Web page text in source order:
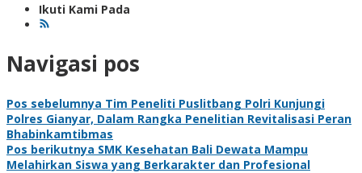
Ikuti Kami Pada
Navigasi pos
Pos sebelumnya Tim Peneliti Puslitbang Polri Kunjungi
Polres Gianyar, Dalam Rangka Penelitian Revitalisasi Peran
Bhabinkamtibmas
Pos berikutnya SMK Kesehatan Bali Dewata Mampu
Melahirkan Siswa yang Berkarakter dan Profesional